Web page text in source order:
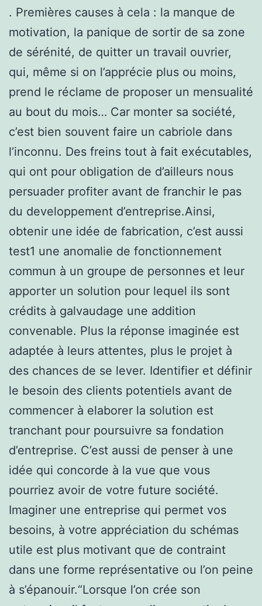
. Premières causes à cela : la manque de
motivation, la panique de sortir de sa zone
de sérénité, de quitter un travail ouvrier,
qui, même si on l’apprécie plus ou moins,
prend le réclame de proposer un mensualité
au bout du mois… Car monter sa société,
c’est bien souvent faire un cabriole dans
l’inconnu. Des freins tout à fait exécutables,
qui ont pour obligation de d’ailleurs nous
persuader profiter avant de franchir le pas
du developpement d’entreprise.Ainsi,
obtenir une idée de fabrication, c’est aussi
test1 une anomalie de fonctionnement
commun à un groupe de personnes et leur
apporter un solution pour lequel ils sont
crédits à galvaudage une addition
convenable. Plus la réponse imaginée est
adaptée à leurs attentes, plus le projet à
des chances de se lever. Identifier et définir
le besoin des clients potentiels avant de
commencer à elaborer la solution est
tranchant pour poursuivre sa fondation
d’entreprise. C’est aussi de penser à une
idée qui concorde à la vue que vous
pourriez avoir de votre future société.
Imaginer une entreprise qui permet vos
besoins, à votre appréciation du schémas
utile est plus motivant que de contraint
dans une forme représentative ou l’on peine
à s’épanouir.“Lorsque l’on crée son